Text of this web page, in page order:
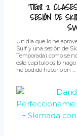
T1E08 2
SESIÓN DE
Un dia que lo he
Surf y una sesión de
Temporada) como se
este capitulo os lo
he podido hacerlo en ...